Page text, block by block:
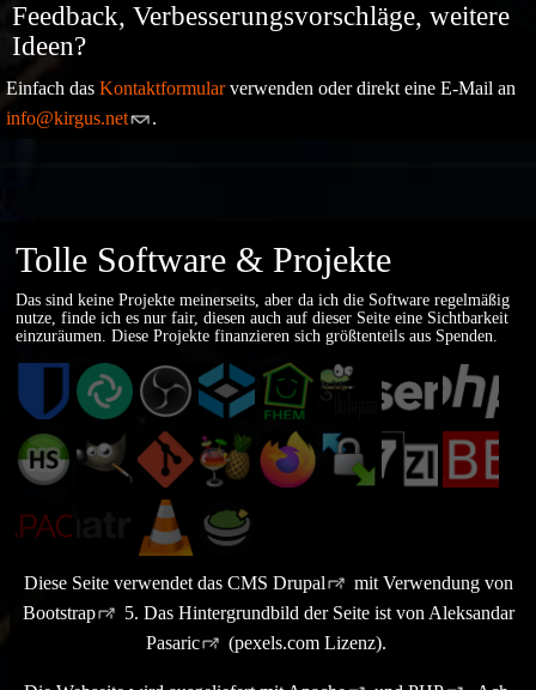
Feedback, Verbesserungsvorschläge, weitere
Ideen?
Einfach das Kontaktformularverwenden oder direkt eine E-Mail an
info@kirgus.net
.
Tolle Software & Projekte
Das sind keine Projekte meinerseits, aber da ich die Software regelmäßig
nutze, finde ich es nur fair, diesen auch auf dieser Seite eine Sichtbarkeit
einzuräumen. Diese Projekte finanzieren sich größtenteils aus Spenden.
Bitwarden
https://bitwarden.com/
Element
https://element.io/
OBS
https://obsproject.com/
TrueNAS
Community
Editions
https://www.truenas.com/truenas-
community-
editions/
FHEM
https://fhem.de/
Notepad++
https://notepad-
plus-
plus.org/
pfSense
https://
PHP
https://
HeidiSQL
https://www.heidisql.com/
GIMP
https://www.gimp.org
Git
https://git-
scm.com
HandBrakeFirefox WinSCP
7-
Zip
ZABBIX
Apache
Web
https://httpd.apache.org
Matrix.orgVLC
Apache
https://guacamole.apache.org/
Diese Seite verwendet das CMS Drupal
mit Verwendung von
Bootstrap
5. Das Hintergrundbild der Seite ist von Aleksandar
Pasaric
(pexels.com Lizenz).